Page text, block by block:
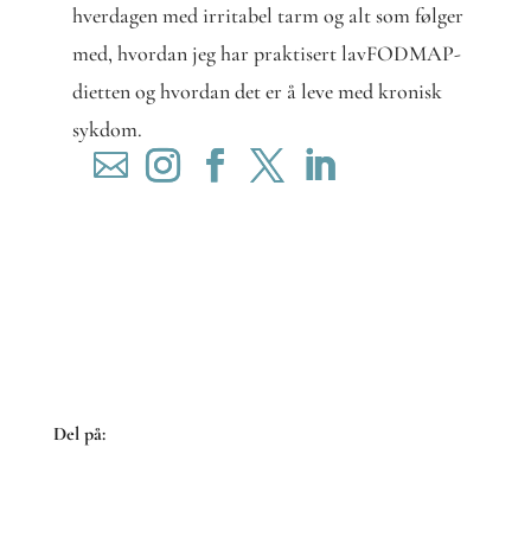
hverdagen med irritabel tarm og alt som følger
med, hvordan jeg har praktisert lavFODMAP-
dietten og hvordan det er å leve med kronisk
sykdom.
Del på: